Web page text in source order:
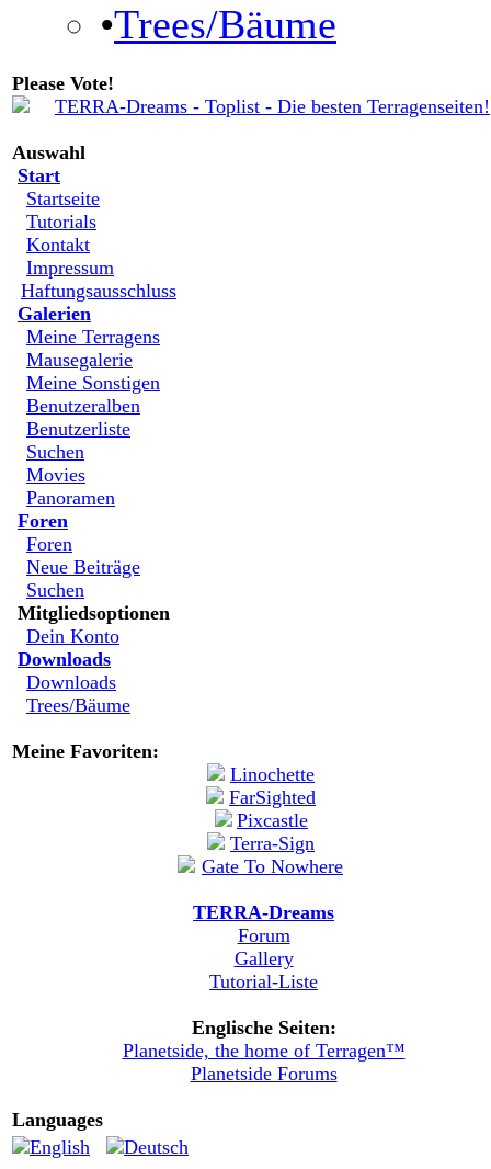
•Trees/Bäume
Please Vote!
Auswahl
Start
Startseite
Tutorials
Kontakt
Impressum
Haftungsausschluss
Galerien
Meine Terragens
Mausegalerie
Meine Sonstigen
Benutzeralben
Benutzerliste
Suchen
Movies
Panoramen
Foren
Foren
Neue Beiträge
Suchen
Mitgliedsoptionen
Dein Konto
Downloads
Downloads
Trees/Bäume
Meine Favoriten:
TERRA-Dreams
Forum
Gallery
Tutorial-Liste
Englische Seiten:
Planetside, the home of Terragen™
Planetside Forums
Languages